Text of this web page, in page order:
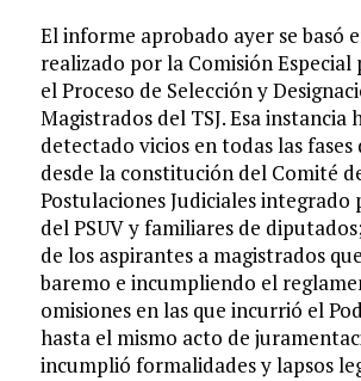
El informe aprobado ayer se basó
realizado por la Comisión Especial
el Proceso de Selección y
Magistrados del TSJ. Esa instancia
detectado vicios en todas las fases
desde la constitución del Comité
Postulaciones Judiciales
del PSUV y familiares de
de los aspirantes a magistrados
baremo e incumpliendo el
omisiones en las que incurrió el
hasta el mismo acto de
incumplió formalidades y lapsos